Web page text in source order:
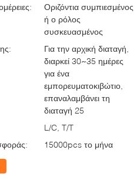
Οριζόντια συμπιεσμένος
ή ο ρόλος
συσκευασμένος
Για την αρχική διαταγή,
διαρκεί 30~35 ημέρες
για ένα
εμπορευματοκιβώτιο,
επαναλαμβάνει τη
διαταγή 25
L/C, T/T
15000pcs το μήνα